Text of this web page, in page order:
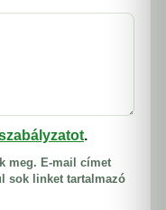
.
meg. E-mail címet
sok linket tartalmazó